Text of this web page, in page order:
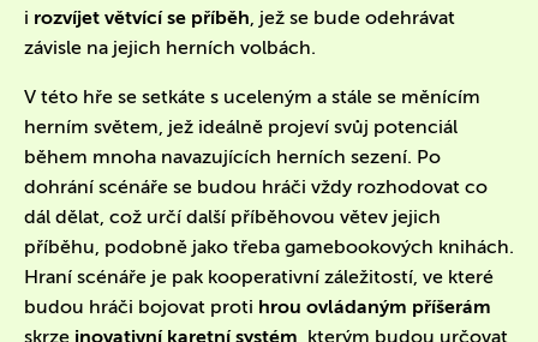
i rozvíjet větvící se příběh, jež se bude odehrávat
závisle na jejich herních volbách.
V této hře se setkáte s uceleným a stále se měnícím
herním světem, jež ideálně projeví svůj potenciál
během mnoha navazujících herních sezení. Po
dohrání scénáře se budou hráči vždy rozhodovat co
dál dělat, což určí další příběhovou větev jejich
příběhu, podobně jako třeba gamebookových knihách.
Hraní scénáře je pak kooperativní záležitostí, ve které
budou hráči bojovat proti hrou ovládaným příšerám
skrze inovativní karetní systém , kterým budou určovat